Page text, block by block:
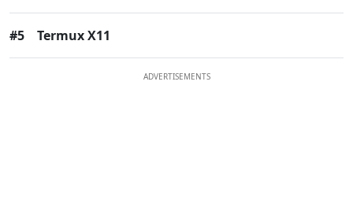
#5 Termux X11
ADVERTISEMENTS